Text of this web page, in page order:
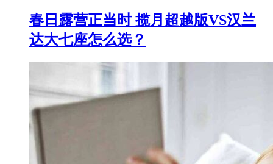
春日露营正当时 揽月超越版VS汉兰
达大七座怎么选？